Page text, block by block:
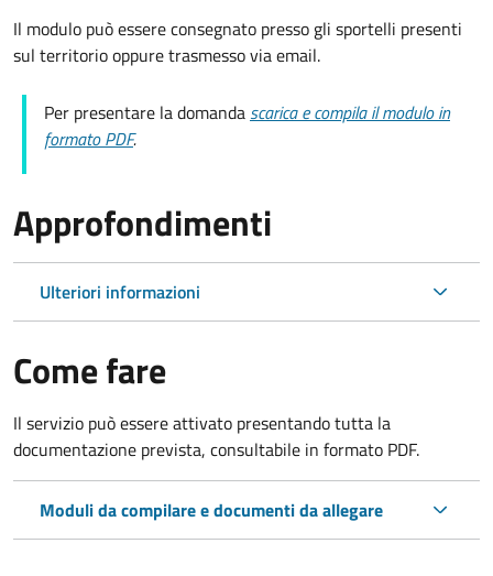
Il modulo può essere consegnato presso gli sportelli presenti
sul territorio oppure trasmesso via email.
Per presentare la domanda scarica e compila il modulo in
formato PDF.
Approfondimenti
Ulteriori informazioni
Come fare
Il servizio può essere attivato presentando tutta la
documentazione prevista, consultabile in formato PDF.
Moduli da compilare e documenti da allegare